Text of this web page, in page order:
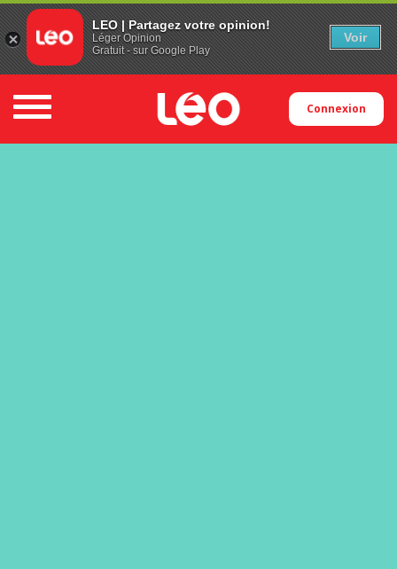
Toggle navigation Connexion
LEO | Partagez votre opinion!
Léger Opinion
Gratuit - sur Google Play
Voir